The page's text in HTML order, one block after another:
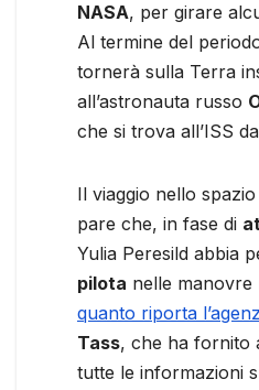
NASA, per girare
Al termine del
tornerà sulla Terra
all’astronauta russo
che si trova all’ISS
Il viaggio nello
pare che, in fase di
Yulia Peresild abbia
pilota nelle manovre
quanto riporta
Tass, che ha fornito
tutte le informazioni